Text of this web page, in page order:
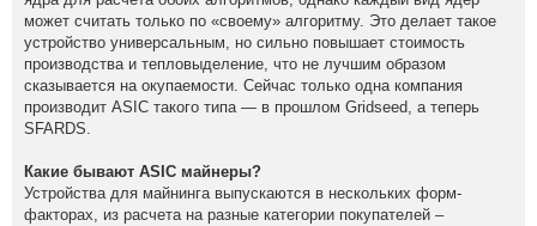
может считать только по «своему» алгоритму. Это делает такое
устройство универсальным, но сильно повышает стоимость
производства и тепловыделение, что не лучшим образом
сказывается на окупаемости. Сейчас только одна компания
производит ASIC такого типа — в прошлом Gridseed, а теперь
SFARDS.
Какие бывают ASIC майнеры?
Устройства для майнинга выпускаются в нескольких форм-
факторах, из расчета на разные категории покупателей –